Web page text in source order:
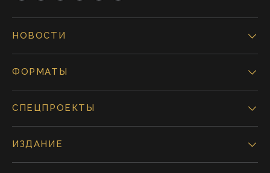
НОВОСТИ
ФОРМАТЫ
СПЕЦПРОЕКТЫ
ИЗДАНИЕ